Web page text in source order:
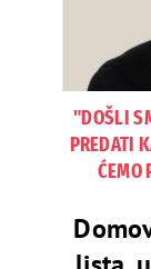
"DOŠLI
PREDATI
ĆEMO